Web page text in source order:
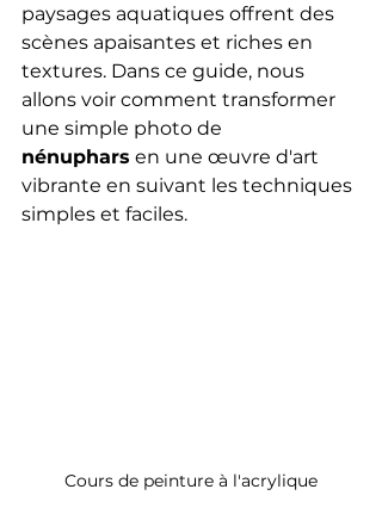
paysages aquatiques offrent des
scènes apaisantes et riches en
textures. Dans ce guide, nous
allons voir comment transformer
une simple photo de
nénuphars en une œuvre d'art
vibrante en suivant les techniques
simples et faciles.
Cours de peinture à l'acrylique